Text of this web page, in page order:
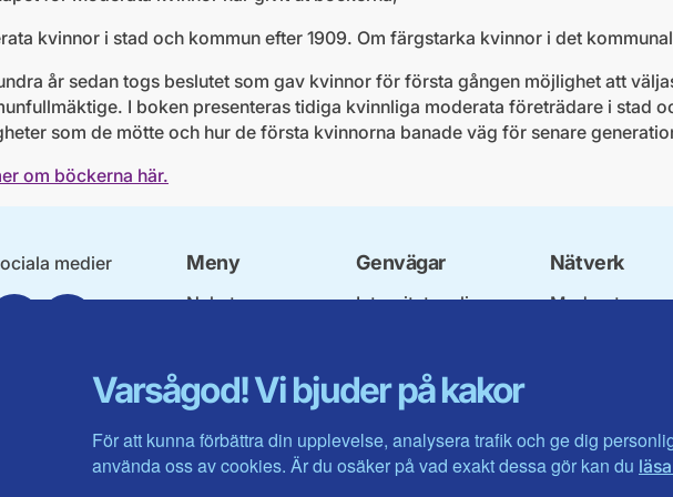
Varsågod! Vi bjuder på kakor
För att kunna förbättra din upplevelse, analysera trafik och ge dig
använda oss av cookies. Är du osäker på vad exakt dessa gör kan du
kvinnor i stad och kommun efter 1909. Om färgstarka kvinnor i det
år sedan togs beslutet som gav kvinnor för första gången möjlighet att
I boken presenteras tidiga kvinnliga moderata företrädare i stad
som de mötte och hur de första kvinnorna banade väg för senare
om böckerna här.
medier
Youtube
Meny
Nyheter
Om oss
Kontakta oss
Genvägar
Integritetspolicy
Intranätet
Nätverk
Moderata
Jarl
Stiftelsen
Företagarrådet